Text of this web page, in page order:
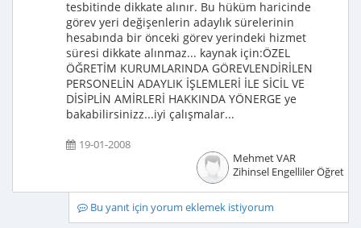
tesbitinde dikkate alınır. Bu hüküm haricinde
görev yeri değişenlerin adaylık sürelerinin
hesabında bir önceki görev yerindeki hizmet
süresi dikkate alınmaz... kaynak için:ÖZEL
ÖĞRETİM KURUMLARINDA GÖREVLENDİRİLEN
PERSONELİN ADAYLIK İŞLEMLERİ İLE SİCİL VE
DİSİPLİN AMİRLERİ HAKKINDA YÖNERGE ye
bakabilirsinizz...iyi çalışmalar...
19-01-2008
Mehmet VAR
Zihinsel Engelliler
Bu yanıt için yorum eklemek istiyorum